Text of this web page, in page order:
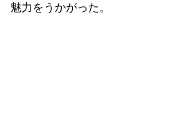
魅力をうかがった。